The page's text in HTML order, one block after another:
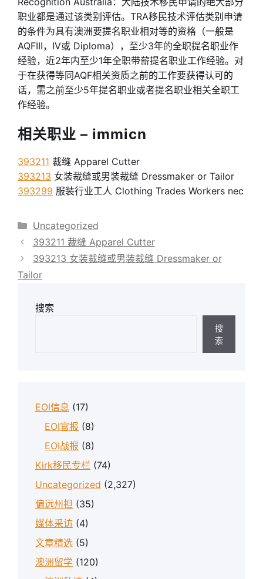
职业都是通过该类别评估。TRA移民技术评估类别申请
的条件为具有澳洲要提名职业相对等的资格（一般是
AQFIII，IV或 Diploma），至少3年的全职提名职业作
经验，近2年内至少1年全职带薪提名职业工作经验。对
于在获得等同AQF相关资质之前的工作要获得认可的
话，需之前至少5年提名职业或者提名职业相关全职工
作经验。
相关职业 – immicn
393211 裁缝 Apparel Cutter
393213 女装裁缝或男装裁缝 Dressmaker or Tailor
393299 服装行业工人 Clothing Trades Workers nec
分
类
Uncategorized
393211 裁缝 Apparel Cutter
393213 女装裁缝或男装裁缝 Dressmaker or
Tailor
搜索
搜
索
EOI信息 (17)
EOI官报 (8)
EOI战报 (8)
Kirk移民专栏 (74)
Uncategorized (2,327)
偏远州担 (35)
媒体采访 (4)
文章精选 (5)
澳洲留学 (120)